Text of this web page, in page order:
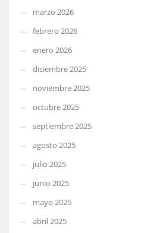
marzo 2026
febrero 2026
enero 2026
diciembre 2025
noviembre 2025
octubre 2025
septiembre 2025
agosto 2025
julio 2025
junio 2025
mayo 2025
abril 2025